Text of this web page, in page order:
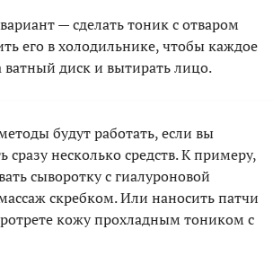
— сделать тоник с отваром
его в холодильнике, чтобы каждое
ватный диск и вытирать лицо.
будут работать, если вы
сразу несколько средств. К примеру,
сыворотку с гиалуроновой
скребком. Или наносить патчи
кожу прохладным тоником с